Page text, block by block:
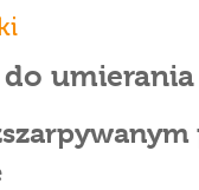
umierania